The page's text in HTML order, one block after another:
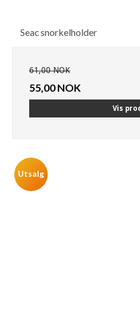
Seac snorkelholder
61,00 NOK
55,00 NOK
Vis
Utsalg